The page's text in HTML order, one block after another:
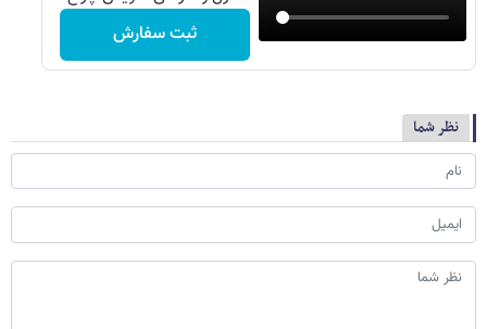
ثبت سفارش
نظر شما